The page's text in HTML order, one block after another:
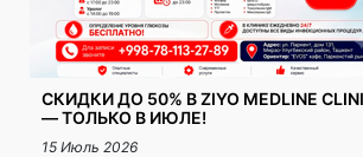
СКИДКИ ДО 50% В ZIYO MEDLINE
— ТОЛЬКО В ИЮЛЕ!
15 Июль 2026